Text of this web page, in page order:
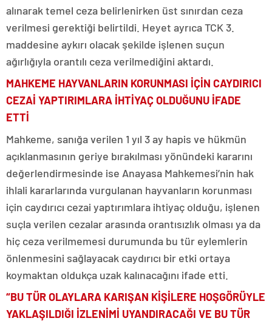
alınarak temel ceza belirlenirken üst sınırdan ceza
verilmesi gerektiği belirtildi. Heyet ayrıca TCK 3.
maddesine aykırı olacak şekilde işlenen suçun
ağırlığıyla orantılı ceza verilmediğini aktardı.
MAHKEME HAYVANLARIN KORUNMASI İÇİN CAYDIRICI
CEZAİ YAPTIRIMLARA İHTİYAÇ OLDUĞUNU İFADE
ETTİ
Mahkeme, sanığa verilen 1 yıl 3 ay hapis ve hükmün
açıklanmasının geriye bırakılması yönündeki kararını
değerlendirmesinde ise Anayasa Mahkemesi’nin hak
ihlali kararlarında vurgulanan hayvanların korunması
için caydırıcı cezai yaptırımlara ihtiyaç olduğu, işlenen
suçla verilen cezalar arasında orantısızlık olması ya da
hiç ceza verilmemesi durumunda bu tür eylemlerin
önlenmesini sağlayacak caydırıcı bir etki ortaya
koymaktan oldukça uzak kalınacağını ifade etti.
“BU TÜR OLAYLARA KARIŞAN KİŞİLERE HOŞGÖRÜYLE
YAKLAŞILDIĞI İZLENİMİ UYANDIRACAĞI VE BU TÜR